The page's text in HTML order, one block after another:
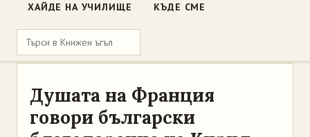
ХАЙДЕ НА УЧИЛИЩЕ КЪДЕ СМЕ
Душата на Франция
говори български